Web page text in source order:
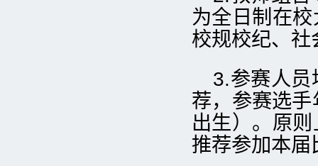
为全日制在
校规校纪、
3.参赛人员
荐，参赛选
出生）。原
推荐参加本届